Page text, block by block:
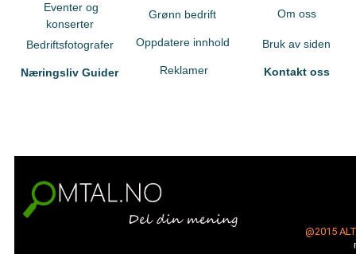
Eventer og
konserter
Bedriftsfotografer
Næringsliv Guider
Grønn bedrift
Oppdatere innhold
Reklamer
Om oss
Bruk av siden
Kontakt oss
@2015